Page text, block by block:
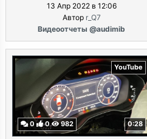
13 Апр 2022 в 12:06
Автор r_Q7
Видеоотчеты @audimib
YouTube
0 0 982 0:28